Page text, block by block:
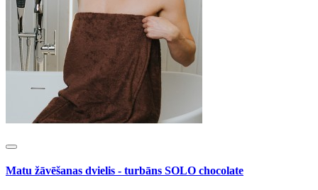
Matu žāvēšanas dvielis - turbāns SOLO chocolate